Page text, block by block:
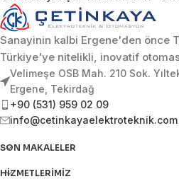
Sanayinin kalbi Ergene'den önce
Türkiye'ye nitelikli, inovatif
Velimeşe OSB Mah. 210 Sok.
Ergene, Tekirdağ
+90 (531) 959 02 09
info@cetinkayaelektroteknik.com
SON MAKALELER
HIZMETLERIMIZ